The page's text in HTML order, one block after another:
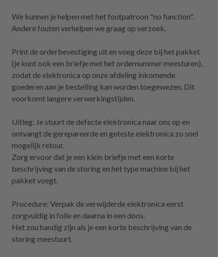
dass es diese Möglichkeit gibt! Werden wir
definitiv weiter empfehlen.
We kunnen je helpen met het foutpatroon "no function".
Andere fouten verhelpen we graag op verzoek.
Print de orderbevestiging uit en voeg deze bij het pakket
(je kunt ook een briefje met het ordernummer meesturen),
zodat de elektronica op onze afdeling inkomende
goederen aan je bestelling kan worden toegewezen. Dit
voorkomt langere verwerkingstijden.
Uitleg: Je stuurt de defecte elektronica naar ons op en
ontvangt de gerepareerde en geteste elektronica zo snel
mogelijk retour.
Zorg ervoor dat je een klein briefje met een korte
beschrijving van de storing en het type machine bij het
pakket voegt.
Procedure: Verpak de verwijderde elektronica eerst
zorgvuldig in folie en daarna in een doos.
Het zou handig zijn als je een korte beschrijving van de
storing meestuurt.